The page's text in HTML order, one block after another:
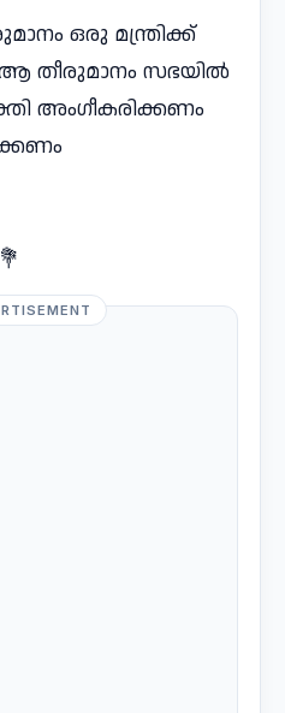
ഒരു മന്ത്രിക്ക്
തീരുമാനം സഭയിൽ
അംഗീകരിക്കണം